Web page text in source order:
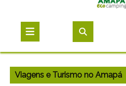
Viagens e Turismo no Amapá